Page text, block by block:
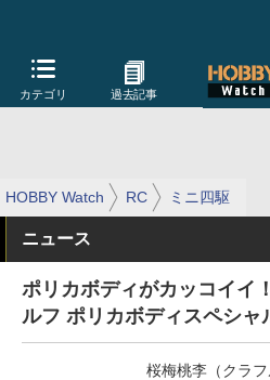
カテゴリ 過去記事
HOBBY Watch RC ミニ四駆
ニュース
ポリカボディがカッコイ
ルフ ポリカボディスペシャ
桜梅桃李（クラフ